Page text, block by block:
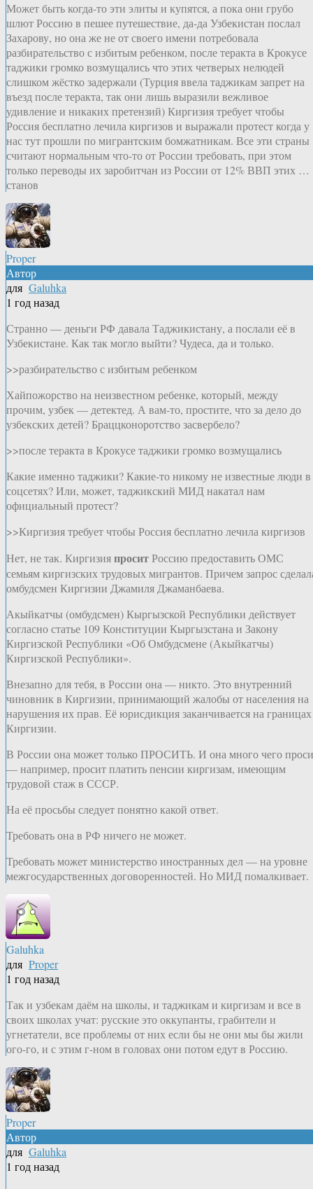
Может быть когда-то эти элиты и купятся, а пока они грубо
шлют Россию в пешее путешествие, да-да Узбекистан послал
Захарову, но она же не от своего имени потребовала
разбирательство с избитым ребенком, после теракта в Крокусе
таджики громко возмущались что этих четверых нелюдей
слишком жёстко задержали (Турция ввела таджикам запрет на
въезд после теракта, так они лишь выразили вежливое
удивление и никаких претензий) Киргизия требует чтобы
Россия бесплатно лечила киргизов и выражали протест когда у
нас тут прошли по мигрантским бомжатникам. Все эти страны
считают нормальным что-то от России требовать, при этом
только переводы их заробитчан из России от 12% ВВП этих …
станов
Proper
Автор
для Galuhka
1 год назад
Странно — деньги РФ давала Таджикистану, а послали её в
Узбекистане. Как так могло выйти? Чудеса, да и только.
>>разбирательство с избитым ребенком
Хайпожорство на неизвестном ребенке, который, между
прочим, узбек — детектед. А вам-то, простите, что за дело до
узбекских детей? Браццконоротство засвербело?
>>после теракта в Крокусе таджики громко возмущались
Какие именно таджики? Какие-то никому не известные люди в
соцсетях? Или, может, таджикский МИД накатал нам
официальный протест?
>>Киргизия требует чтобы Россия бесплатно лечила киргизов
Нет, не так. КиргизияпроситРоссию предоставить ОМС
семьям киргизских трудовых мигрантов. Причем запрос
омбудсмен Киргизии Джамиля Джаманбаева.
Акыйкатчы (омбудсмен) Кыргызской Республики действует
согласно статье 109 Конституции Кыргызстана и Закону
Киргизской Республики «Об Омбудсмене (Акыйкатчы)
Киргизской Республики».
Внезапно для тебя, в России она — никто. Это внутренний
чиновник в Киргизии, принимающий жалобы от населения на
нарушения их прав. Её юрисдикция заканчивается на границах
Киргизии.
В России она может только ПРОСИТЬ. И она много чего
— например, просит платить пенсии киргизам, имеющим
трудовой стаж в СССР.
На её просьбы следует понятно какой ответ.
Требовать она в РФ ничего не может.
Требовать может министерство иностранных дел — на уровне
межгосударственных договоренностей. Но МИД помалкивает.
Galuhka
для Proper
1 год назад
Так и узбекам даём на школы, и таджикам и киргизам и все в
своих школах учат: русские это оккупанты, грабители и
угнетатели, все проблемы от них если бы не они мы бы жили
ого-го, и с этим г-ном в головах они потом едут в Россию.
Proper
Автор
для Galuhka
1 год назад